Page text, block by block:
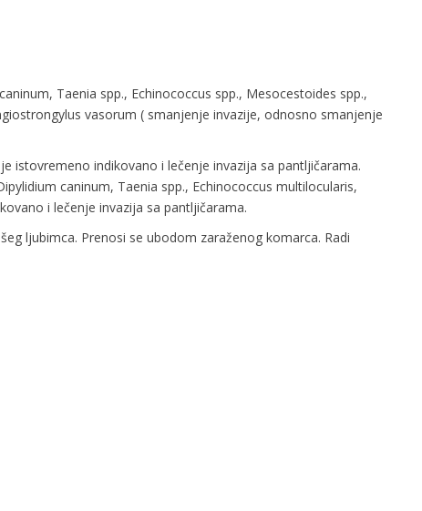
Taenia spp., Echinococcus spp., Mesocestoides spp.,
vasorum ( smanjenje invazije, odnosno smanjenje
istovremeno indikovano i lečenje invazija sa pantljičarama.
caninum, Taenia spp., Echinococcus multilocularis,
i lečenje invazija sa pantljičarama.
ljubimca. Prenosi se ubodom zaraženog komarca. Radi